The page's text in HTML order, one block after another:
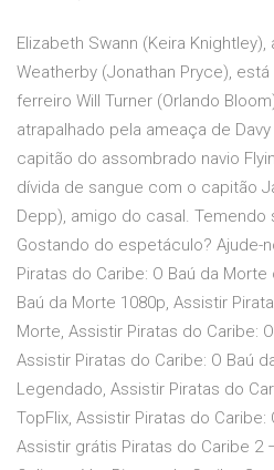
Elizabeth Swann (Keira
Weatherby (Jonathan Pryce),
ferreiro Will Turner (Orlando
atrapalhado pela ameaça de
capitão do assombrado navio
dívida de sangue com o capitão
Depp), amigo do casal. Temendo
Gostando do espetáculo? Ajude-
Piratas do Caribe: O Baú da
Baú da Morte 1080p, Assistir
Morte, Assistir Piratas do Caribe:
Assistir Piratas do Caribe: O Baú
Legendado, Assistir Piratas do
TopFlix, Assistir Piratas do Caribe:
Assistir grátis Piratas do Caribe 2